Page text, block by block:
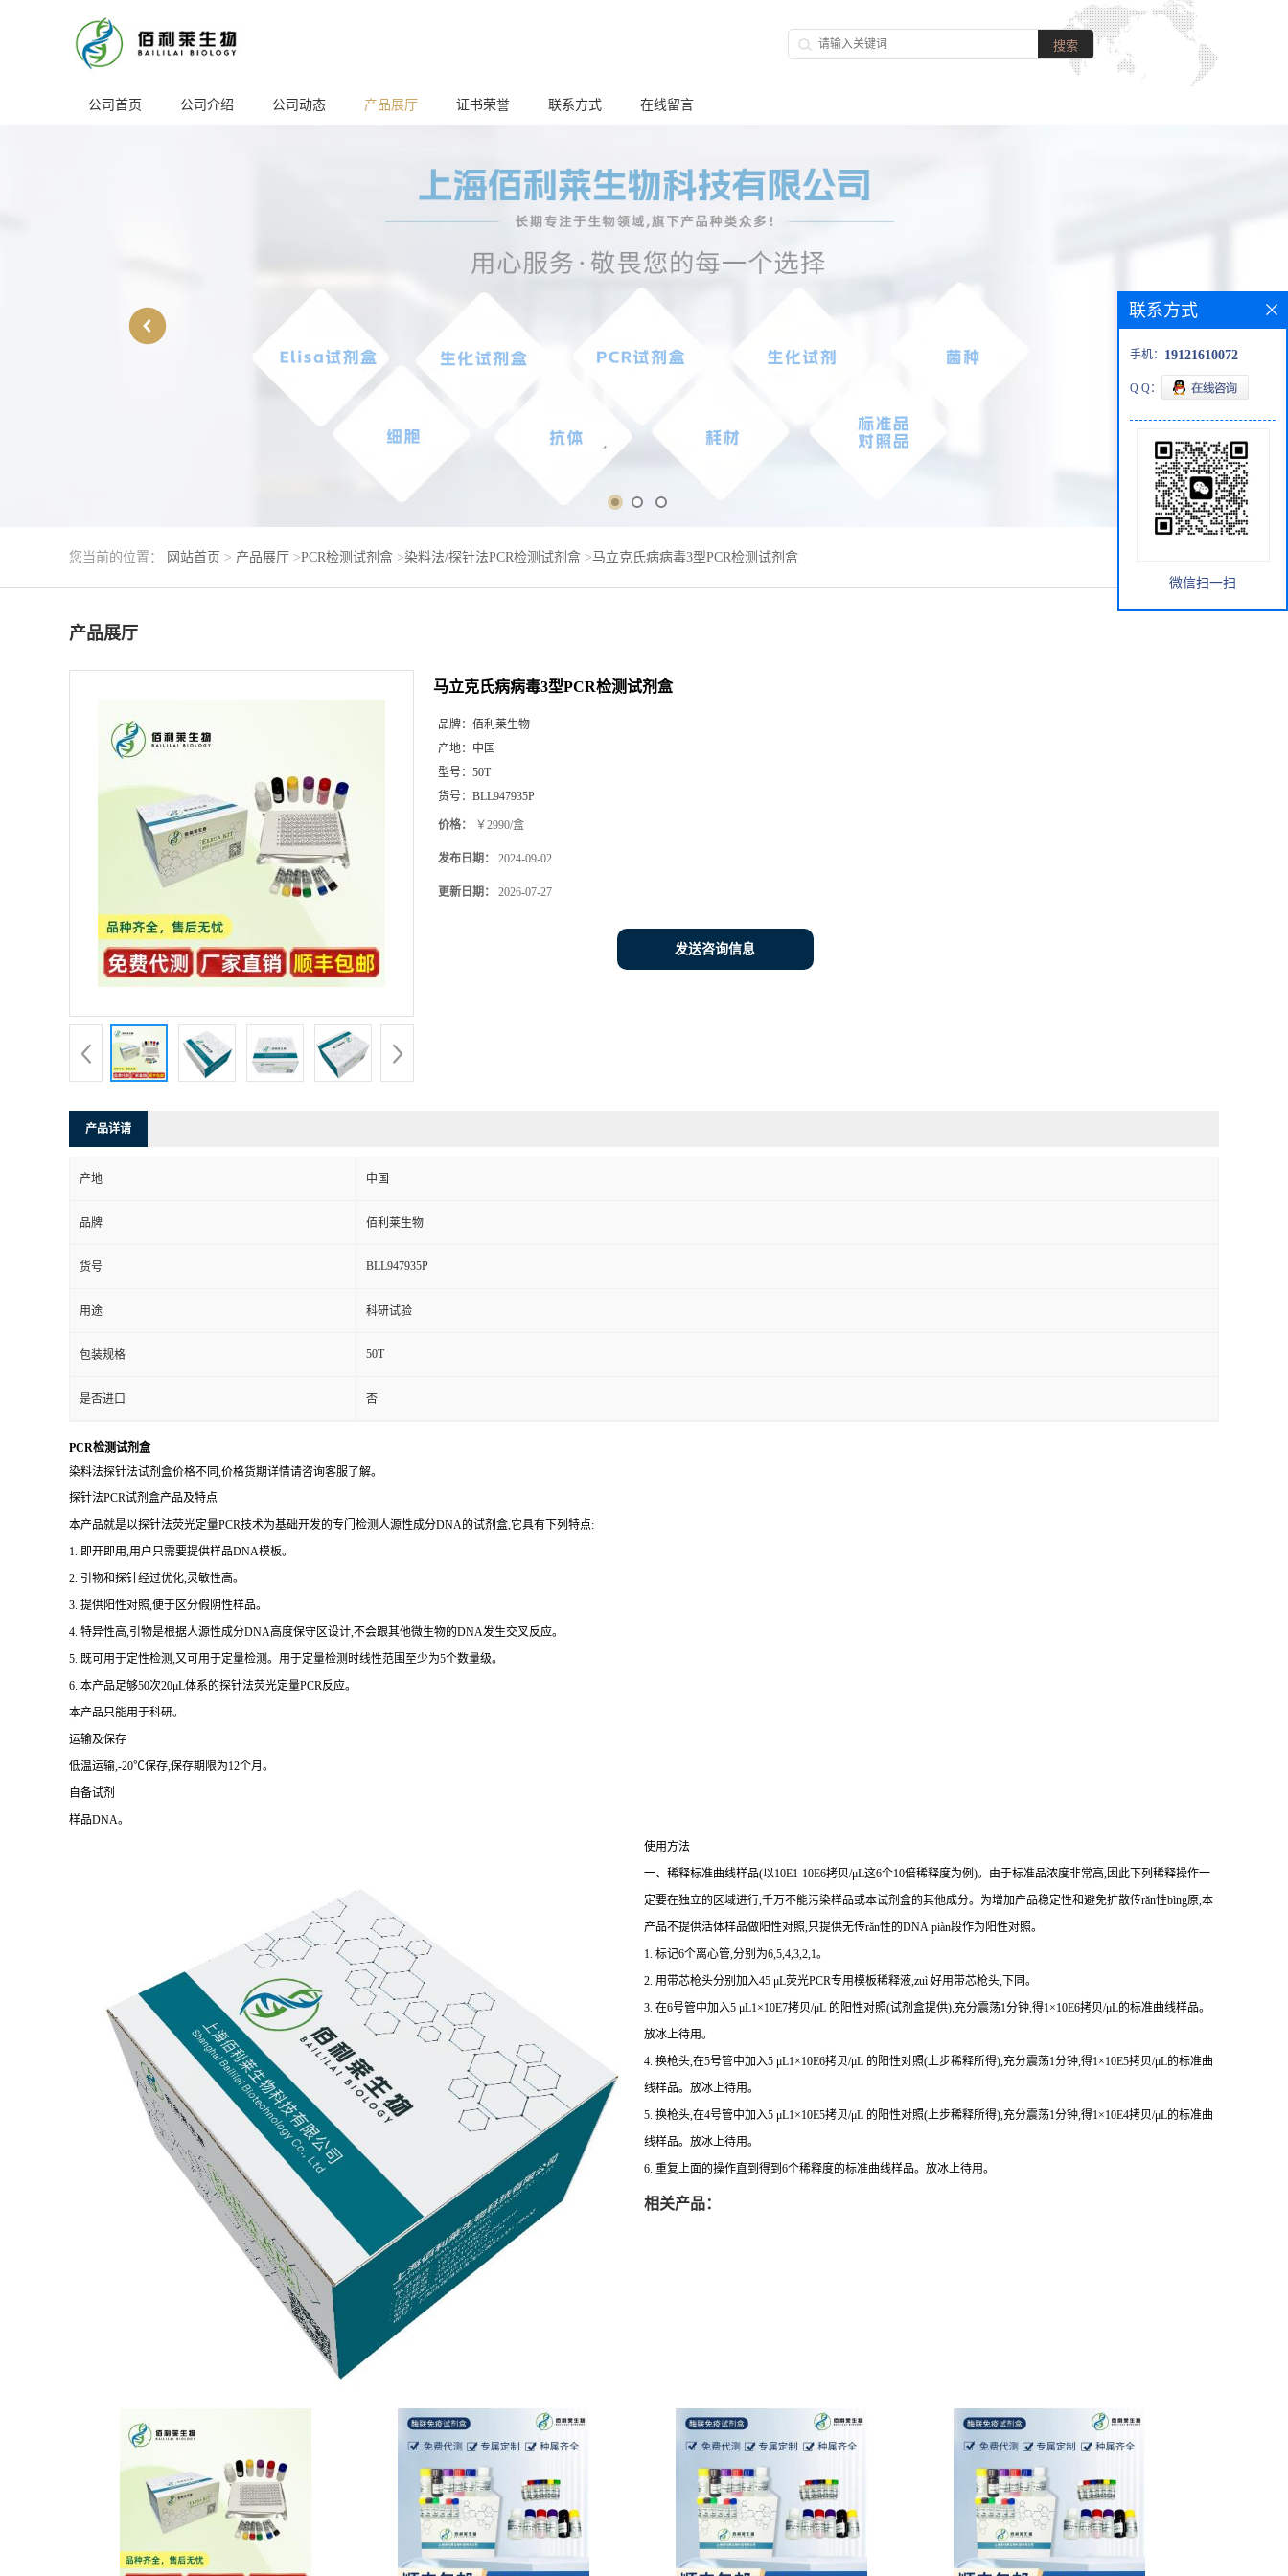
公司首页 公司介绍 公司动态 产品展厅 证书荣誉 联系方式 在线留言
您当前的位置： 网站首页 > 产品展厅 >PCR检测试剂盒 >染料法/探针法PCR检测试剂盒 >马立克氏病病毒3型PCR检测试剂盒
产品展厅
马立克氏病病毒3型PCR检测试剂盒
品牌： 佰利莱生物
产地： 中国
型号： 50T
货号： BLL947935P
价格： ￥2990/盒
发布日期： 2024-09-02
更新日期： 2026-07-27
发送咨询信息
产品详请
产地 中国
品牌 佰利莱生物
货号 BLL947935P
用途 科研试验
包装规格 50T
是否进口 否
PCR检测试剂盒
染料法探针法试剂盒价格不同,价格货期详情请咨询客服了解。
探针法PCR试剂盒产品及特点
本产品就是以探针法荧光定量PCR技术为基础开发的专门检测人源性成分DNA的试剂盒,它具有下列特点:
1. 即开即用,用户只需要提供样品DNA模板。
2. 引物和探针经过优化,灵敏性高。
3. 提供阳性对照,便于区分假阴性样品。
4. 特异性高,引物是根据人源性成分DNA高度保守区设计,不会跟其他微生物的DNA发生交叉反应。
5. 既可用于定性检测,又可用于定量检测。用于定量检测时线性范围至少为5个数量级。
6. 本产品足够50次20μL体系的探针法荧光定量PCR反应。
本产品只能用于科研。
运输及保存
低温运输,-20℃保存,保存期限为12个月。
自备试剂
样品DNA。
使用方法
一、稀释标准曲线样品(以10E1-10E6拷贝/μL这6个10倍稀释度为例)。由于标准品浓度非常高,因此下列稀释操作一
定要在独立的区域进行,千万不能污染样品或本试剂盒的其他成分。为增加产品稳定性和避免扩散传rǎn性bìng原,本
产品不提供活体样品做阳性对照,只提供无传rǎn性的DNA piàn段作为阳性对照。
1. 标记6个离心管,分别为6,5,4,3,2,1。
2. 用带芯枪头分别加入45 μL荧光PCR专用模板稀释液,zuì 好用带芯枪头,下同。
3. 在6号管中加入5 μL1×10E7拷贝/μL 的阳性对照(试剂盒提供),充分震荡1分钟,得1×10E6拷贝/μL的标准曲线样品。
放冰上待用。
4. 换枪头,在5号管中加入5 μL1×10E6拷贝/μL 的阳性对照(上步稀释所得),充分震荡1分钟,得1×10E5拷贝/μL的标准曲
线样品。放冰上待用。
5. 换枪头,在4号管中加入5 μL1×10E5拷贝/μL 的阳性对照(上步稀释所得),充分震荡1分钟,得1×10E4拷贝/μL的标准曲
线样品。放冰上待用。
6. 重复上面的操作直到得到6个稀释度的标准曲线样品。放冰上待用。
相关产品：
联系方式
手机： 19121610072
Q Q：
微信扫一扫